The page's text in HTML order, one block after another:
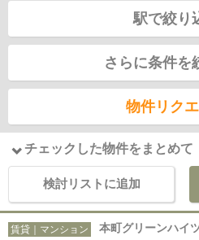
駅で絞り
さらに条件を
物件リク
チェックした物件をまとめて
検討リストに追加
賃貸｜マンション 本町グリーンハイ